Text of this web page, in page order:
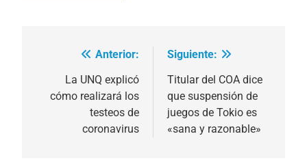
Navegación
entradas
Anterior:
La UNQ explicó
cómo realizará los
testeos de
coronavirus
Siguiente:
Titular del COA dice
que suspensión de
juegos de Tokio es
«sana y razonable»